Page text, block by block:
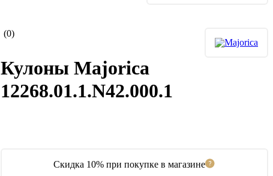
(0)
Скидка 10% при покупке в магазине
Кулоны Majorica
12268.01.1.N42.000.1